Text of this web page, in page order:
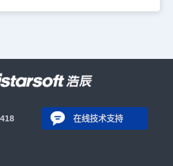
在线技术支持